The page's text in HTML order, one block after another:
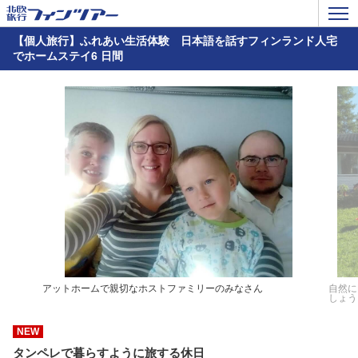
【個人旅行】ふれあい生活体験 日本語を話すフィンランド人宅
でホームステイ6 日間
アットホームで親切なホストファミリーのみなさん
自然
しょう
NEW
タンペレで暮らすように旅する休日